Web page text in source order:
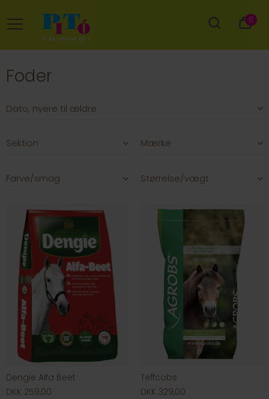
0
Foder
Sektion Mærke
Farve/smag Størrelse/vægt
Dengie Alfa Beet
DKK 259,00
Teffcobs
DKK 329,00